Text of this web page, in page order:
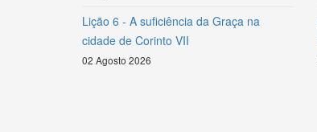
Lição 6 - A suficiência da Graça na
cidade de Corinto VII
02 Agosto 2026